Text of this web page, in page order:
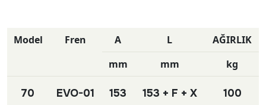
Model Fren A L
AĞIRLIK
mm
mm kg
70 EVO-01 153 153 + F + X 100